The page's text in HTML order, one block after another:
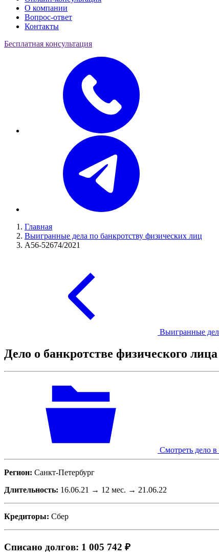
О компании
Вопрос-ответ
Контакты
Бесплатная консультация
Главная
Выигранные дела по банкротству физических лиц
А56-52674/2021
Выигранные
Дело о банкротстве физического
Смотреть дело
Регион: Санкт-Петербург
Длительность: 16.06.21 → 12 мес. → 21.06.22
Кредиторы: Сбер
Списано долгов: 1 005 742 ₽